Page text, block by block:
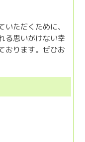
ただくために、
る思いがけない幸
おります。ぜひお